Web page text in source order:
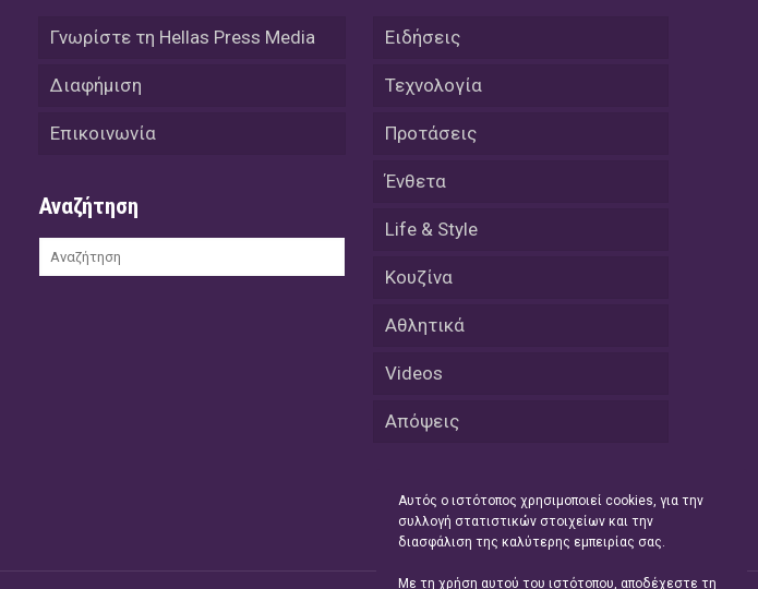
20 Απριλίου / Κόσμος
Δεύτερο τσουνάμι ύψους 80
Παρουσίαση του Κοινού
Σπουδών «Evolutionary Medicine» από
20 Απριλίου / Οικονομία
δείκτης κύκλου εργασιών στη
βιομηχανία τον Φεβρουάριο εφέτος
«εκμεταλλεύτηκε» την κληρονομιά
των Παγετώνων
Γνωρίστε τη Hellas Press Media
Διαφήμιση
Επικοινωνία
Αναζήτηση
Ειδήσεις
Τεχνολογία
Προτάσεις
Ένθετα
Life & Style
Κουζίνα
Αθλητικά
Videos
Απόψεις
Αυτός ο ιστότοπος χρησιμοποιεί cookies, για την
συλλογή στατιστικών στοιχείων και την
διασφάλιση της καλύτερης εμπειρίας σας.
Με τη χρήση αυτού του ιστότοπου, αποδέχεστε τη